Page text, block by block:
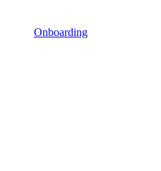
Onboarding